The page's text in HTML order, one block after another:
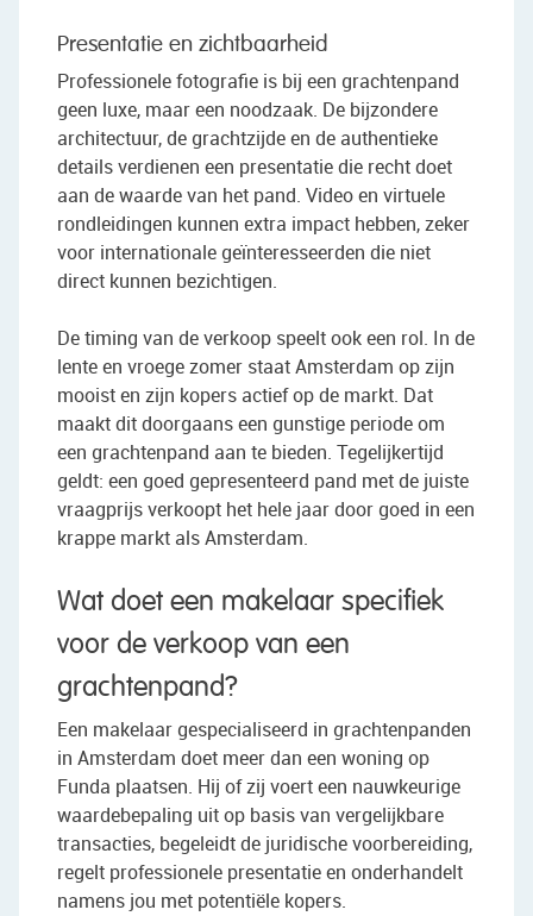
Presentatie en zichtbaarheid
Professionele fotografie is bij een grachtenpand
geen luxe, maar een noodzaak. De bijzondere
architectuur, de grachtzijde en de authentieke
details verdienen een presentatie die recht doet
aan de waarde van het pand. Video en virtuele
rondleidingen kunnen extra impact hebben, zeker
voor internationale geïnteresseerden die niet
direct kunnen bezichtigen.
De timing van de verkoop speelt ook een rol. In de
lente en vroege zomer staat Amsterdam op zijn
mooist en zijn kopers actief op de markt. Dat
maakt dit doorgaans een gunstige periode om
een grachtenpand aan te bieden. Tegelijkertijd
geldt: een goed gepresenteerd pand met de juiste
vraagprijs verkoopt het hele jaar door goed in een
krappe markt als Amsterdam.
Wat doet een makelaar specifiek
voor de verkoop van een
grachtenpand?
Een makelaar gespecialiseerd in grachtenpanden
in Amsterdam doet meer dan een woning op
Funda plaatsen. Hij of zij voert een nauwkeurige
waardebepaling uit op basis van vergelijkbare
transacties, begeleidt de juridische voorbereiding,
regelt professionele presentatie en onderhandelt
namens jou met potentiële kopers.